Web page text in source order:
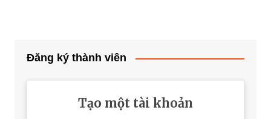
Đăng ký thành viên
Tạo một tài khoản